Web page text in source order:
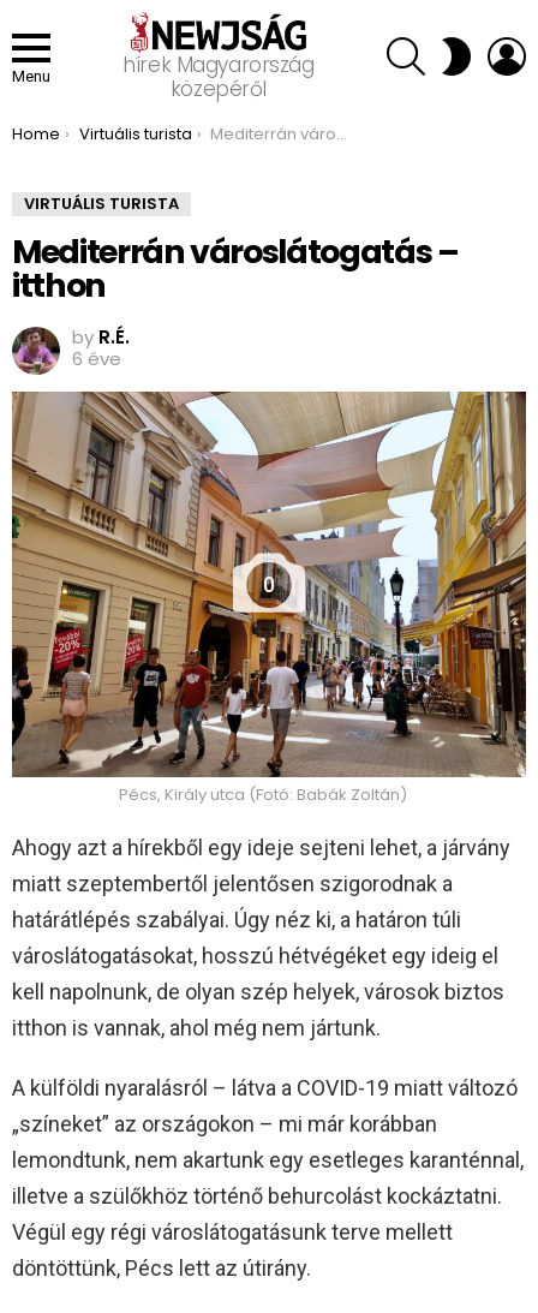
Menu
hírek Magyarország
közepéről
SEARCH SWITCH
SKIN
You are here:
Home Virtuális turista Mediterrán városlátogatás – itthon
VIRTUÁLIS TURISTA
Mediterrán városlátogatás –
itthon
by R.É.
6 éve
0
Pécs, Király utca (Fotó: Babák Zoltán)
Ahogy azt a hírekből egy ideje sejteni lehet, a járvány
miatt szeptembertől jelentősen szigorodnak a
határátlépés szabályai. Úgy néz ki, a határon túli
városlátogatásokat, hosszú hétvégéket egy ideig el
kell napolnunk, de olyan szép helyek, városok biztos
itthon is vannak, ahol még nem jártunk.
A külföldi nyaralásról – látva a COVID-19 miatt változó
„színeket” az országokon – mi már korábban
lemondtunk, nem akartunk egy esetleges karanténnal,
illetve a szülőkhöz történő behurcolást kockáztatni.
Végül egy régi városlátogatásunk terve mellett
döntöttünk, Pécs lett az útirány.